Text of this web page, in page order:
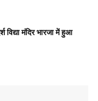
मंदिर भारजा में हुआ